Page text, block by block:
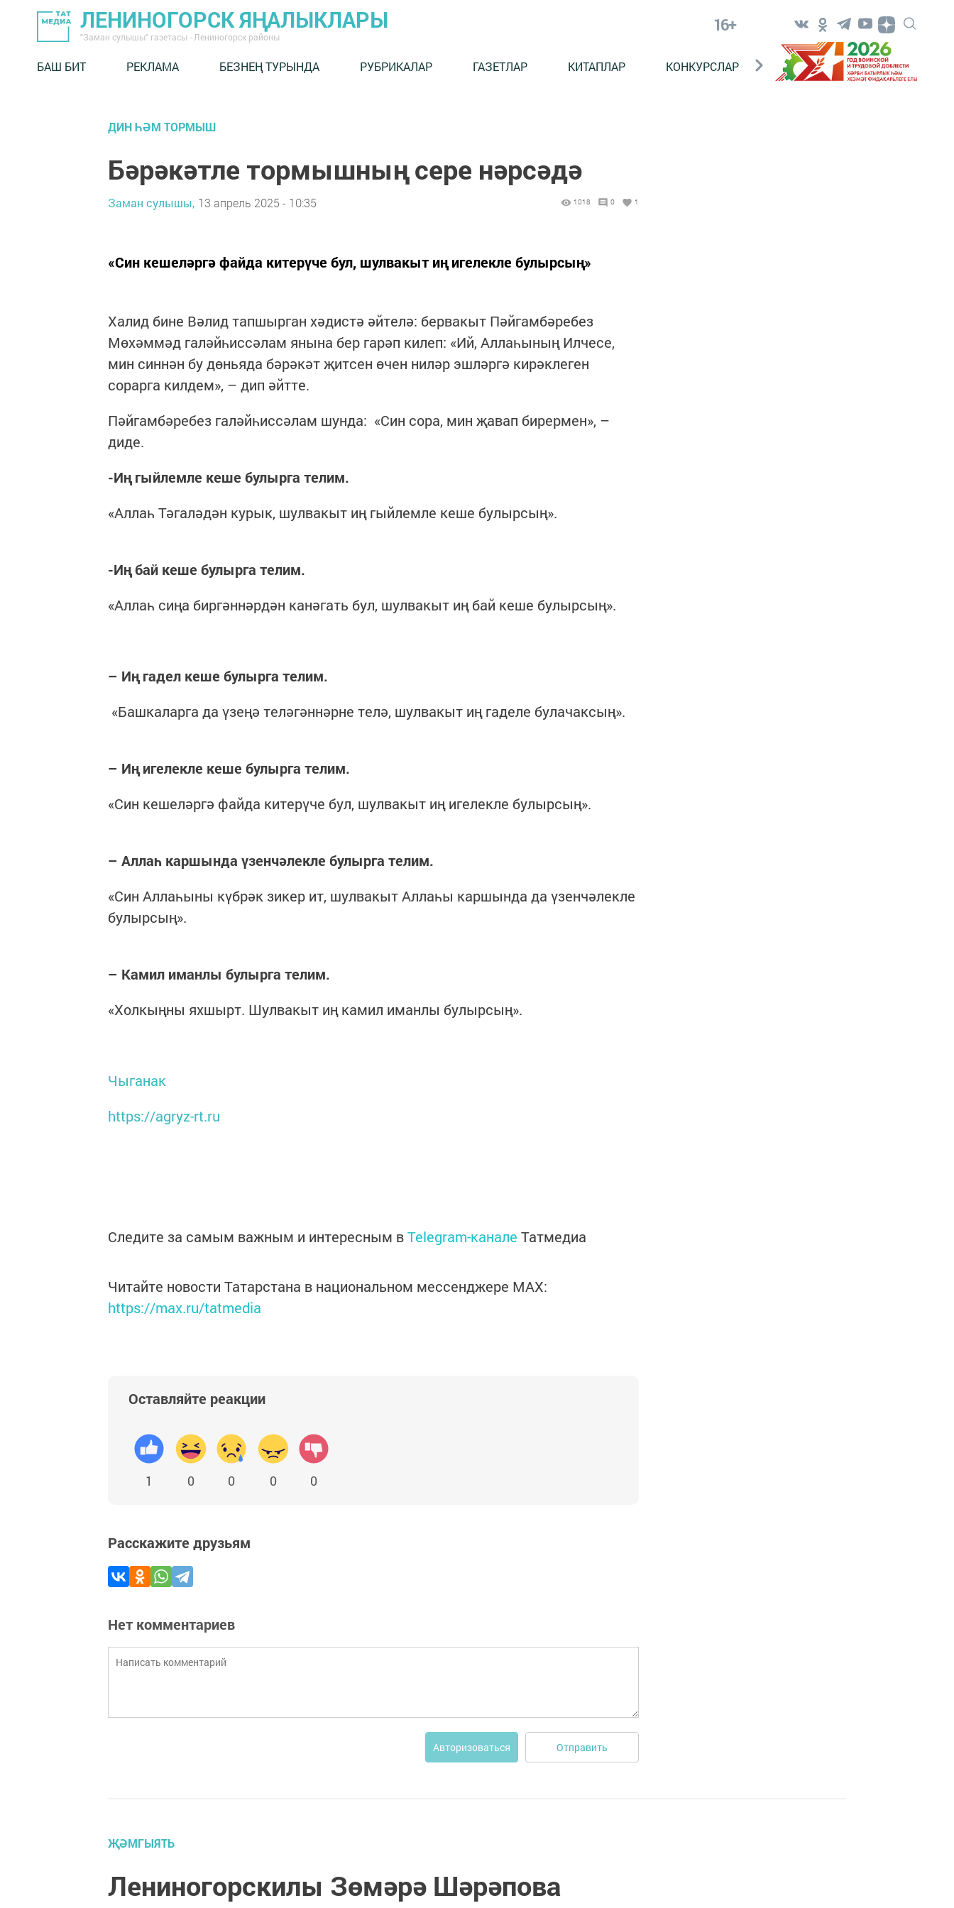
ЛЕНИНОГОРСК ЯҢАЛЫКЛАРЫ
"Заман сулышы" газетасы - Лениногорск районы
16+
БАШ БИТ РЕКЛАМА БЕЗНЕҢ ТУРЫНДА РУБРИКАЛАР ГАЗЕТЛАР КИТАПЛАР КОНКУРСЛАР ТЕЛЕВИДЕНИЕ
ДИН ҺӘМ ТОРМЫШ
Бәрәкәтле тормышның сере нәрсәдә
Заман сулышы, 13 апрель 2025 - 10:35 1018 0 1
«Син кешеләргә файда китерүче бул, шулвакыт иң игелекле булырсың»
Халид бине Вәлид тапшырган хәдистә әйтелә: бервакыт Пәйгамбәребез
Мөхәммәд галәйһиссәлам янына бер гарәп килеп: «Ий, Аллаһының Илчесе,
мин синнән бу дөньяда бәрәкәт җитсен өчен ниләр эшләргә кирәклеген
сорарга килдем», – дип әйтте.
Пәйгамбәребез галәйһиссәлам шунда: «Син сора, мин җавап бирермен», –
диде.
-Иң гыйлемле кеше булырга телим.
«Аллаһ Тәгаләдән курык, шулвакыт иң гыйлемле кеше булырсың».
-Иң бай кеше булырга телим.
«Аллаһ сиңа биргәннәрдән канәгать бул, шулвакыт иң бай кеше булырсың».
– Иң гадел кеше булырга телим.
«Башкаларга да үзеңә теләгәннәрне телә, шулвакыт иң гаделе булачаксың».
– Иң игелекле кеше булырга телим.
«Син кешеләргә файда китерүче бул, шулвакыт иң игелекле булырсың».
– Аллаһ каршында үзенчәлекле булырга телим.
«Син Аллаһыны күбрәк зикер ит, шулвакыт Аллаһы каршында да үзенчәлекле
булырсың».
– Камил иманлы булырга телим.
«Холкыңны яхшырт. Шулвакыт иң камил иманлы булырсың».
Чыганак
https://agryz-rt.ru
Следите за самым важным и интересным вTelegram-канале Татмедиа
Читайте новости Татарстана в национальном мессенджере MАХ:
https://max.ru/tatmedia
Оставляйте реакции
1 0 0 0 0
Расскажите друзьям
Нет комментариев
Авторизоваться Отправить
ҖӘМГЫЯТЬ
Лениногорскилы Зөмәрә Шәрәпова